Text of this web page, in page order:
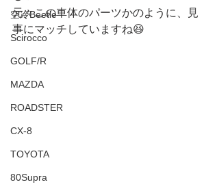
空冷Beetle
Scirocco
GOLF/R
MAZDA
ROADSTER
CX-8
TOYOTA
80Supra
元々この車体のパーツかのように、見
事にマッチしていますね😆